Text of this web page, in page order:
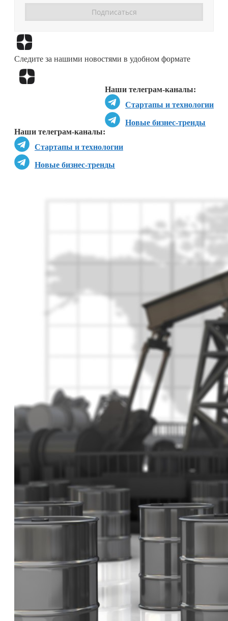
Следите за нашими новостями в удобном формате
Наши телеграм-каналы:
Стартапы и технологии
Новые бизнес-тренды
Наши телеграм-каналы:
Стартапы и технологии
Новые бизнес-тренды